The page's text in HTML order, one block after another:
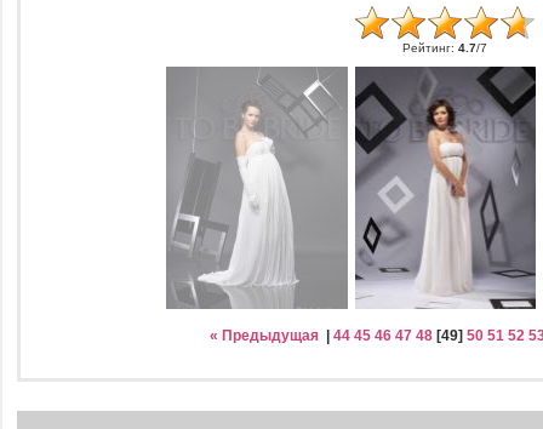
Рейтинг: 4.7/7
« Предыдущая 44 45 46 47 48 [49] 50 51 52